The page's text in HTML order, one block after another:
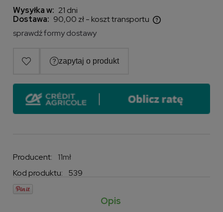
Wysyłka w: 21 dni
Dostawa: 90,00 zł- koszt transportu
Cena nie zawiera ewentualnych kosztów płatności
sprawdź formy dostawy
Producent:
11mł
Kod produktu:
539
Opis